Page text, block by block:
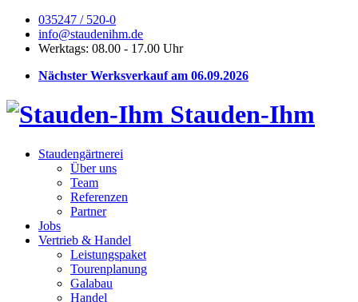
035247 / 520-0
info@staudenihm.de
Werktags: 08.00 - 17.00 Uhr
Nächster Werksverkauf am 06.09.2026
Stauden-Ihm
Staudengärtnerei
Über uns
Team
Referenzen
Partner
Jobs
Vertrieb & Handel
Leistungspaket
Tourenplanung
Galabau
Handel